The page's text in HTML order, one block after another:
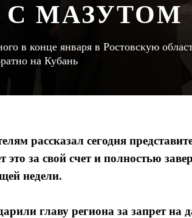
МАЗУТОМ
в конце января в Ростовскую
на Кубань
рассказал сегодня
за свой счет и полностью
недели.
главу региона за запрет на